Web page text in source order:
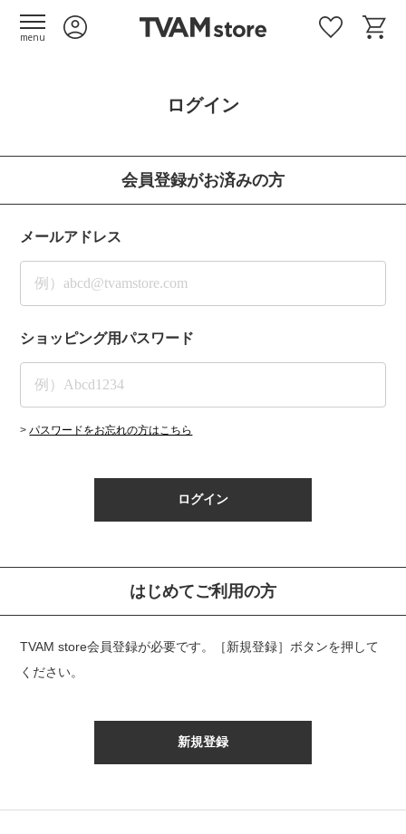
menu
ログイン
会員登録がお済みの方
メールアドレス
ショッピング用パスワード
>パスワードをお忘れの方はこちら
はじめてご利用の方
TVAM store会員登録が必要です。
［新規登録］ボタンを押して
ください。